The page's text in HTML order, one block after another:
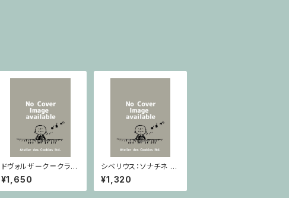
ドヴォルザーク＝クライ
スラー：スラヴ幻想曲 ロ
短調 from Op.55-4,
Op.75 / ヴァイオリン
¥1,650
シベリウス：ソナチネ ホ
長調 Op.80 / ヴァイオ
リンとピアノ
¥1,320